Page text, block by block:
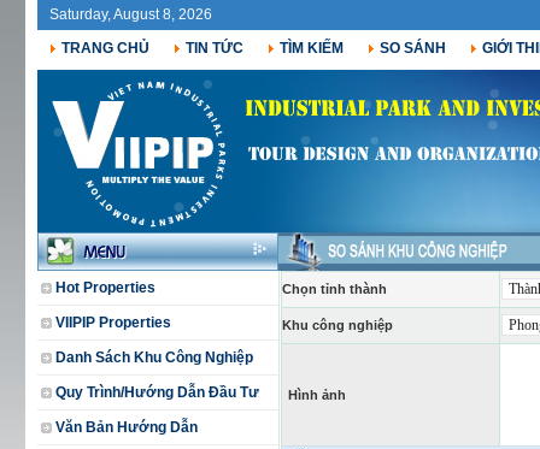
Saturday, August 8, 2026
TRANG CHỦ
TIN TỨC TÌM KIẾM SO SÁNH GIỚI
Hot Properties
VIIPIP Properties
Danh Sách Khu Công Nghiệp
Quy Trình/Hướng Dẫn Đầu Tư
Văn Bản Hướng Dẫn
Chọn tỉnh thành
Khu công nghiệp
Hình ảnh